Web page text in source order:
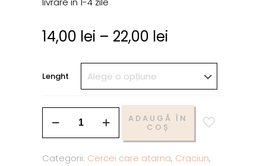
14,00 lei – 22,00 lei
Lenght
ADAUGĂ ÎN
COȘ
Categorii: Cercei care atarna, Craciun,